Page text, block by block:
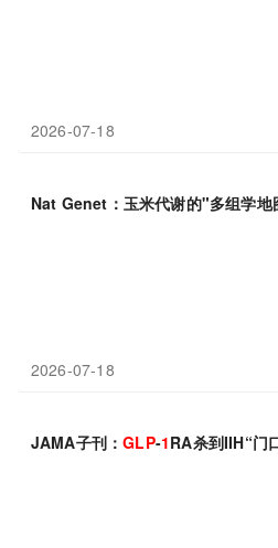
2026-07-18
Nat Genet：玉米代谢的"多组学
2026-07-18
JAMA子刊：GLP-1RA杀到IIH“门